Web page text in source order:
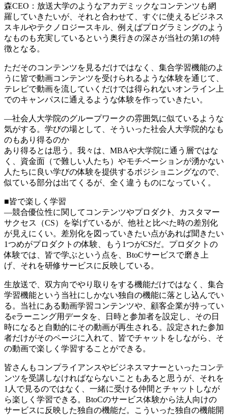
森CEO：放送大学のようなアカデミックなコンテンツも網
羅していきたいが、それと合わせて、すぐに使えるビジネス
スキルやテクノロジースキル、例えばプログラミングのよう
なものも充実しているという奥行きの深さが当社の第1の特
徴となる。
ただそのコンテンツを見るだけではなく、集合学習機能のよ
うに皆で動画コンテンツを受けられるような体験を通じて、
テレビで動画を流していくだけでは得られないオンライン上
でのキャンパスに通えるような体験を作っていきたい。
―社会人大学院のグループワークの雰囲気に似ているような
気がする。学びの場として、そういった社会人大学院的なも
のもあり得るのか
あり得るとは思う。我々は、MBAや大学院に通う層ではな
く、資金面（で難しい人たち）やモチベーションが湧かない
人たちに良い学びの体験を提供するポジショニングなので、
似ている部分は出てくるが、全く違うものになっていく。
■皆で楽しく学習
―競合優位性に関してコンテンツやプロダクﾄ、カスタマー
サクセス（CS）を挙げているが、他社と比べた時の差別化
が見えにくい。差別化を図っていきたい点があれば聞きたい
1つめがプロダクトの体験、もう1つがCSだ。プロダクトの
体験では、皆で学ぶという点を、BtoCサービスで磨き上
げ、それを研修サービスに反映している。
生放送で、双方向でやり取りをする機能だけではなく、集合
学習機能という当社にしかない独自の機能に落とし込んでい
る。当社にある動画学習コンテンツや、顧客企業が持ってい
るeラーニング用データを、日時と参加者を設定し、その日
時になると自動的にその動画が再生される。設定された参加
者だけがそのページに入れて、皆でチャットをしながら、そ
の動画で楽しく学習することができる。
皆さんもコンプライアンスやビジネスマナーといったコンテ
ンツを受講しなければならないこともあると思うが、それを
1人で見るのではなく、一緒に受ける仲間とチャットしなが
ら楽しく学習できる。BtoCのサービス体験から法人向けの
サービスに反映した独自の機能だ。こういった独自の機能開